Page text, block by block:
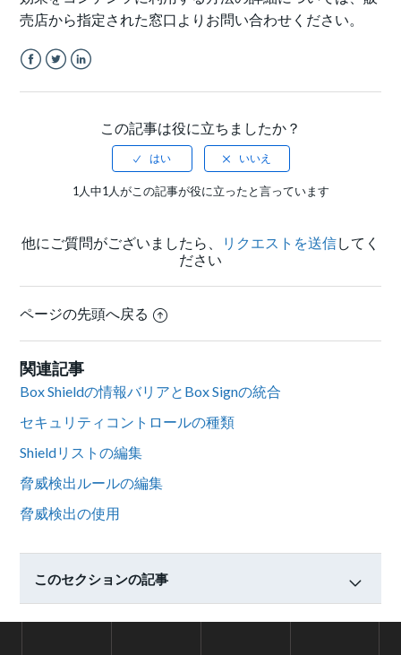
売店から指定された窓口よりお問い合わせください。
この記事は役に立ちましたか？
1人中1人がこの記事が役に立ったと言っています
他にご質問がございましたら、 リクエストを送信してく
ださい
ページの先頭へ戻る
関連記事
Box Shieldの情報バリアとBox Signの統合
セキュリティコントロールの種類
Shieldリストの編集
脅威検出ルールの編集
脅威検出の使用
このセクションの記事